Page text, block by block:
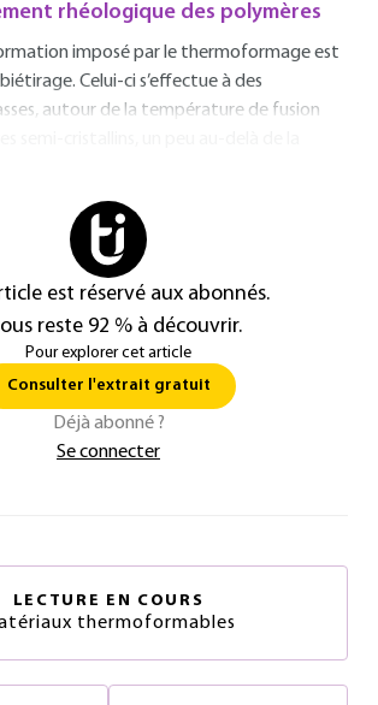
rhéologique des polymères
imposé par le thermoformage est
Celui-ci s’effectue à des
autour de la température de fusion
est réservé aux abonnés.
reste 92 % à découvrir.
Pour explorer cet article
Consulter l'extrait gratuit
Déjà abonné ?
Se connecter
LECTURE EN COURS
thermoformables